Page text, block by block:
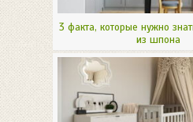
3 факта, которые нужно
из шпона